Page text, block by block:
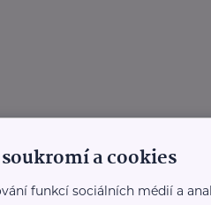
a cookies
funkcí sociálních médií a